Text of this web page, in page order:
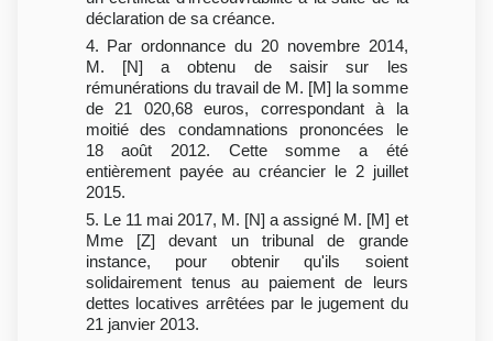
déclaration de sa créance.
4. Par ordonnance du 20 novembre 2014,
M. [N] a obtenu de saisir sur les
rémunérations du travail de M. [M] la somme
de 21 020,68 euros, correspondant à la
moitié des condamnations prononcées le
18 août 2012. Cette somme a été
entièrement payée au créancier le 2 juillet
2015.
5. Le 11 mai 2017, M. [N] a assigné M. [M] et
Mme [Z] devant un tribunal de grande
instance, pour obtenir qu'ils soient
solidairement tenus au paiement de leurs
dettes locatives arrêtées par le jugement du
21 janvier 2013.